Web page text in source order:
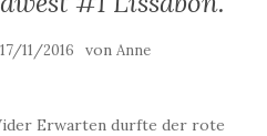
17/11/2016 von Anne
Erwarten durfte der rote